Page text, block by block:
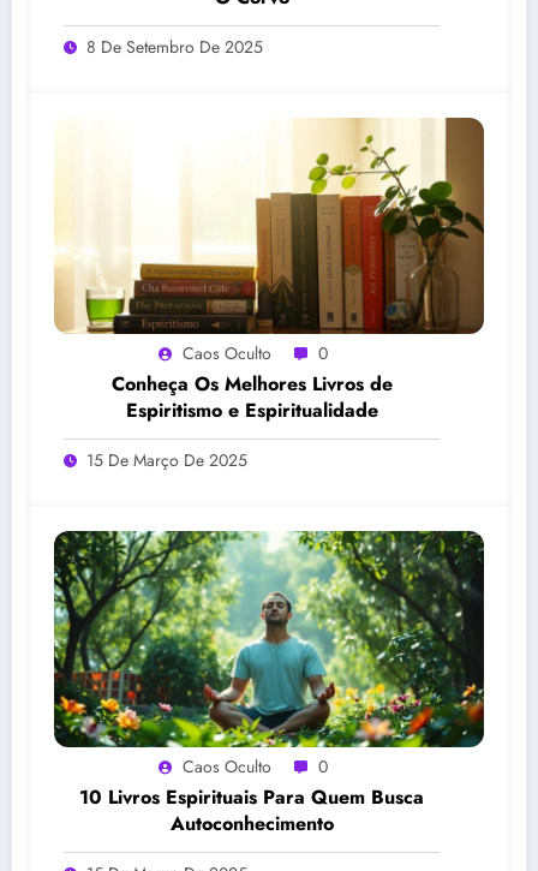
8 De Setembro De 2025
Caos Oculto 0
Conheça Os Melhores Livros de
Espiritismo e Espiritualidade
15 De Março De 2025
Caos Oculto 0
10 Livros Espirituais Para Quem Busca
Autoconhecimento